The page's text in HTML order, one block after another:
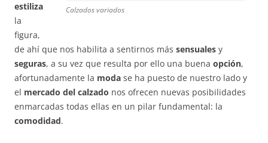
Calzados variados
estiliza
la
figura,
de ahí que nos habilita a sentirnos más sensuales y
seguras, a su vez que resulta por ello una buena opción,
afortunadamente la moda se ha puesto de nuestro lado y
el mercado del calzado nos ofrecen nuevas posibilidades
enmarcadas todas ellas en un pilar fundamental: la
comodidad.